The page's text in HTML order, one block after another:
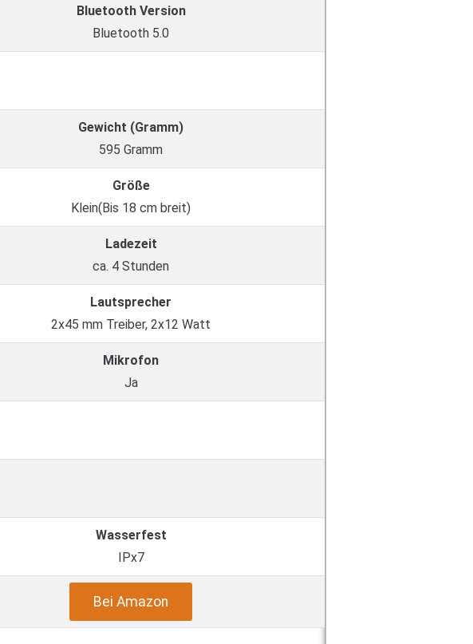
Bluetooth Version
Bluetooth 5.0
Gewicht (Gramm)
595 Gramm
Größe
Klein(Bis 18 cm breit)
Ladezeit
ca. 4 Stunden
Lautsprecher
2x45 mm Treiber, 2x12 Watt
Mikrofon
Ja
Wasserfest
IPx7
Bei Amazon